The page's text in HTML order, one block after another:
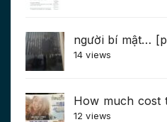
người bí mật…
14 views
How much cost
12 views